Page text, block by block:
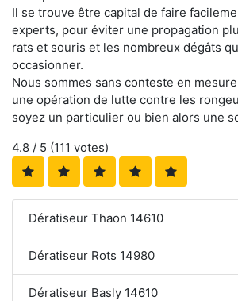
Il se trouve être capital de faire
experts, pour éviter une propagation
rats et souris et les nombreux dégâts
occasionner.
Nous sommes sans conteste en
une opération de lutte contre les
soyez un particulier ou bien alors une
4.8 / 5 (111 votes)
Dératiseur Thaon 14610
Dératiseur Rots 14980
Dératiseur Basly 14610